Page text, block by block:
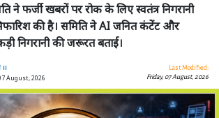
ने फर्जी खबरों पर रोक के लिए स्वतंत्र निगरानी
की है। समिति ने AI जनित कंटेंट और
निगरानी की जरूरत बताई।
August, 2026
Last Modified:
Friday, 07 August, 2026